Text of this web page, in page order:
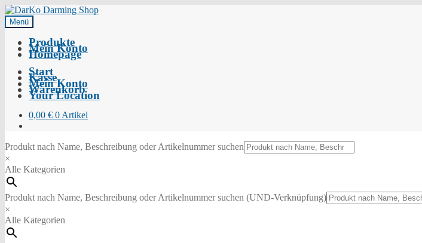
Menü
Produkte
Mein Konto
Homepage
Start
Kasse
Mein Konto
Warenkorb
Your Location
0,00 € 0 Artikel
Produkt nach Name, Beschreibung oder Artikelnummer suchen
×
Alle Kategorien
Produkt nach Name, Beschreibung oder Artikelnummer suchen (UND-Verknüpfung)
×
Alle Kategorien